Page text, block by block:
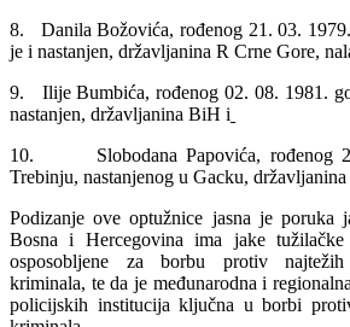
8. Danila Božovića, rođenog 21. 03.
je i nastanjen, državljanina R Crne Gore,
9. Ilije Bumbića, rođenog 02. 08. 1981.
nastanjen, državljanina BiH i
10. Slobodana Papovića, rođenog
Trebinju, nastanjenog u Gacku,
Podizanje ove optužnice jasna je poruka
Bosna i Hercegovina ima jake
osposobljene za borbu protiv
kriminala, te da je međunarodna i
policijskih institucija ključna u borbi